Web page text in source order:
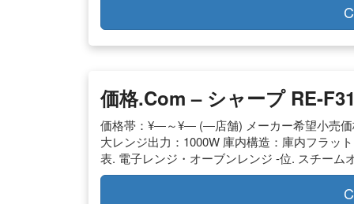
価格.com – シャープ RE-
価格帯：¥―～¥― (―店舗) メーカー希望小売価
大レンジ出力：1000W 庫内構造：庫内フラッ
表. 電子レンジ・オーブンレンジ -位. スチーム